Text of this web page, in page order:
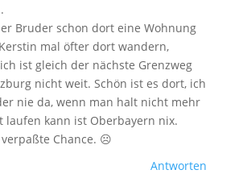
Bruder schon dort eine Wohnung
mal öfter dort wandern,
ist gleich der nächste Grenzweg
nicht weit. Schön ist es dort, ich
nie da, wenn man halt nicht mehr
laufen kann ist Oberbayern nix.
verpaßte Chance. ☹️
Antworten